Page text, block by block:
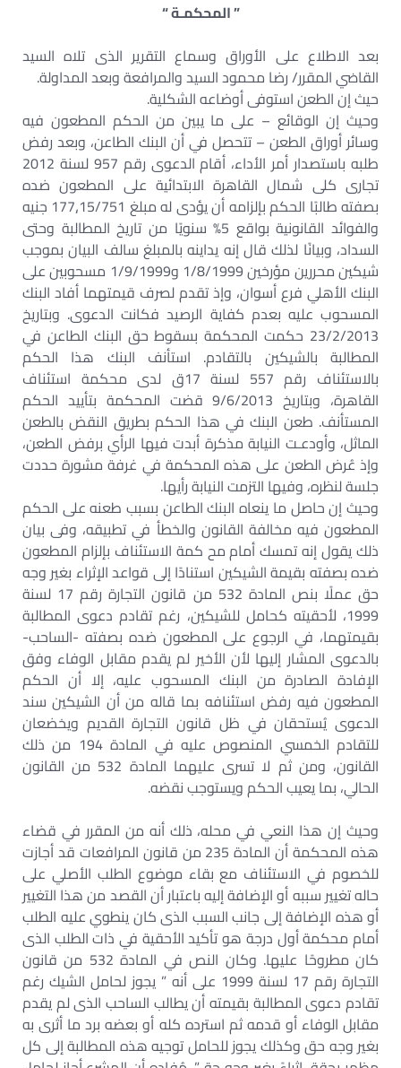
” المحكمـة “
بعد الاطلاع على الأوراق وسماع التقرير الذى تلاه السيد
القاضي المقرر/ رضا محمود السيد والمرافعة وبعد المداولة.
حيث إن الطعن استوفى أوضاعه الشكلية.
وحيث إن الوقائع – على ما يبين من الحكم المطعون فيه
وسائر أوراق الطعن – تتحصل في أن البنك الطاعن، وبعد رفض
طلبه باستصدار أمر الأداء، أقام الدعوى رقم 957 لسنة 2012
تجارى كلى شمال القاهرة الابتدائية على المطعون ضده
بصفته طالبًا الحكم بإلزامه أن يؤدى له مبلغ 15/751‚177 جنيه
والفوائد القانونية بواقع 5% سنويًا من تاريخ المطالبة وحتى
السداد، وبيانًا لذلك قال إنه يداينه بالمبلغ سالف البيان بموجب
شيكين محررين مؤرخين 1/8/1999 و1/9/1999 مسحوبين على
البنك الأهلي فرع أسوان، وإذ تقدم لصرف قيمتهما أفاد البنك
المسحوب عليه بعدم كفاية الرصيد فكانت الدعوى. وبتاريخ
23/2/2013 حكمت المحكمة بسقوط حق البنك الطاعن في
المطالبة بالشيكين بالتقادم. استأنف البنك هذا الحكم
بالاستئناف رقم 557 لسنة 17ق لدى محكمة استئناف
القاهرة، وبتاريخ 9/6/2013 قضت المحكمة بتأييد الحكم
المستأنف. طعن البنك في هذا الحكم بطريق النقض بالطعن
الماثل، وأودعـت النيابة مذكرة أبدت فيها الرأي برفض الطعن،
وإذ عُرض الطعن على هذه المحكمة في غرفة مشورة حددت
جلسة لنظره، وفيها التزمت النيابة رأيها.
وحيث إن حاصل ما ينعاه البنك الطاعن بسبب طعنه على الحكم
المطعون فيه مخالفة القانون والخطأ في تطبيقه، وفى بيان
ذلك يقول إنه تمسك أمام مح كمة الاستئناف بإلزام المطعون
ضده بصفته بقيمة الشيكين استنادًا إلى قواعد الإثراء بغير وجه
حق عملًا بنص المادة 532 من قانون التجارة رقم 17 لسنة
1999، لأحقيته كحامل للشيكين، رغم تقادم دعوى المطالبة
بقيمتهما، في الرجوع على المطعون ضده بصفته -الساحب-
بالدعوى المشار إليها لأن الأخير لم يقدم مقابل الوفاء وفق
الإفادة الصادرة من البنك المسحوب عليه، إلا أن الحكم
المطعون فيه رفض استئنافه بما قاله من أن الشيكين سند
الدعوى يُستحقان في ظل قانون التجارة القديم ويخضعان
للتقادم الخمسي المنصوص عليه في المادة 194 من ذلك
القانون، ومن ثم لا تسرى عليهما المادة 532 من القانون
الحالي، بما يعيب الحكم ويستوجب نقضه.
وحيث إن هذا النعي في محله، ذلك أنه من المقرر في قضاء
هذه المحكمة أن المادة 235 من قانون المرافعات قد أجازت
للخصوم في الاستئناف مع بقاء موضوع الطلب الأصلي على
حاله تغيير سببه أو الإضافة إليه باعتبار أن القصد من هذا التغيير
أو هذه الإضافة إلى جانب السبب الذى كان ينطوي عليه الطلب
أمام محكمة أول درجة هو تأكيد الأحقية في ذات الطلب الذى
كان مطروحًا عليها. وكان النص في المادة 532 من قانون
التجارة رقم 17 لسنة 1999 على أنه ” يجوز لحامل الشيك رغم
تقادم دعوى المطالبة بقيمته أن يطالب الساحب الذى لم يقدم
مقابل الوفاء أو قدمه ثم استرده كله أو بعضه برد ما أثرى به
بغير وجه حق وكذلك يجوز للحامل توجيه هذه المطالبة إلى كل